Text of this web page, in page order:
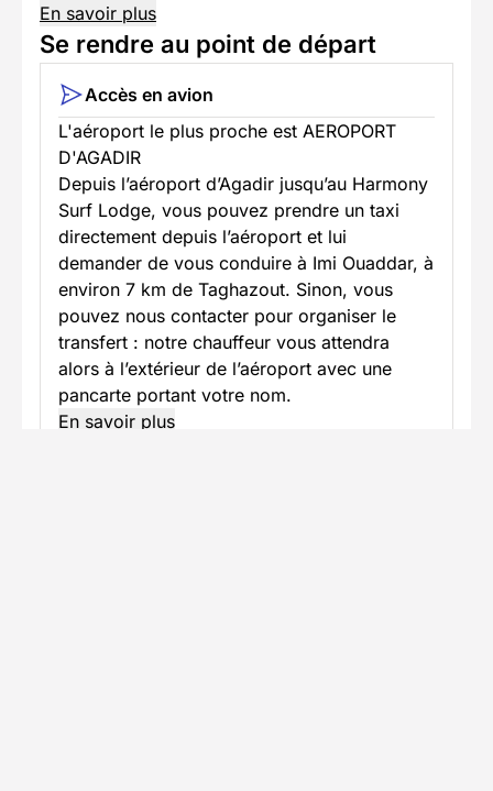
En savoir plus
Se rendre au point de départ
Accès en avion
L'aéroport le plus proche est AEROPORT
D'AGADIR
Depuis l’aéroport d’Agadir jusqu’au Harmony
Surf Lodge, vous pouvez prendre un taxi
directement depuis l’aéroport et lui
demander de vous conduire à Imi Ouaddar, à
environ 7 km de Taghazout. Sinon, vous
pouvez nous contacter pour organiser le
transfert : notre chauffeur vous attendra
alors à l’extérieur de l’aéroport avec une
pancarte portant votre nom.
En savoir plus